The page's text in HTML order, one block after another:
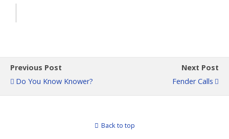
Previous Post
Do You Know Knower?
Next Post
Fender Calls
Back to top